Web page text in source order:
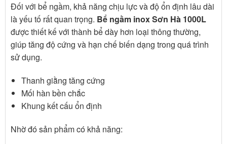
Đối với bể ngầm, khả năng chịu lực và độ ổn định lâu dài
là yếu tố rất quan trọng. Bể ngầm inox Sơn Hà 1000L
được thiết kế với thành bể dày hơn loại thông thường,
giúp tăng độ cứng và hạn chế biến dạng trong quá trình
sử dụng.
Thanh giằng tăng cứng
Mối hàn bền chắc
Khung kết cấu ổn định
Nhờ đó sản phẩm có khả năng: